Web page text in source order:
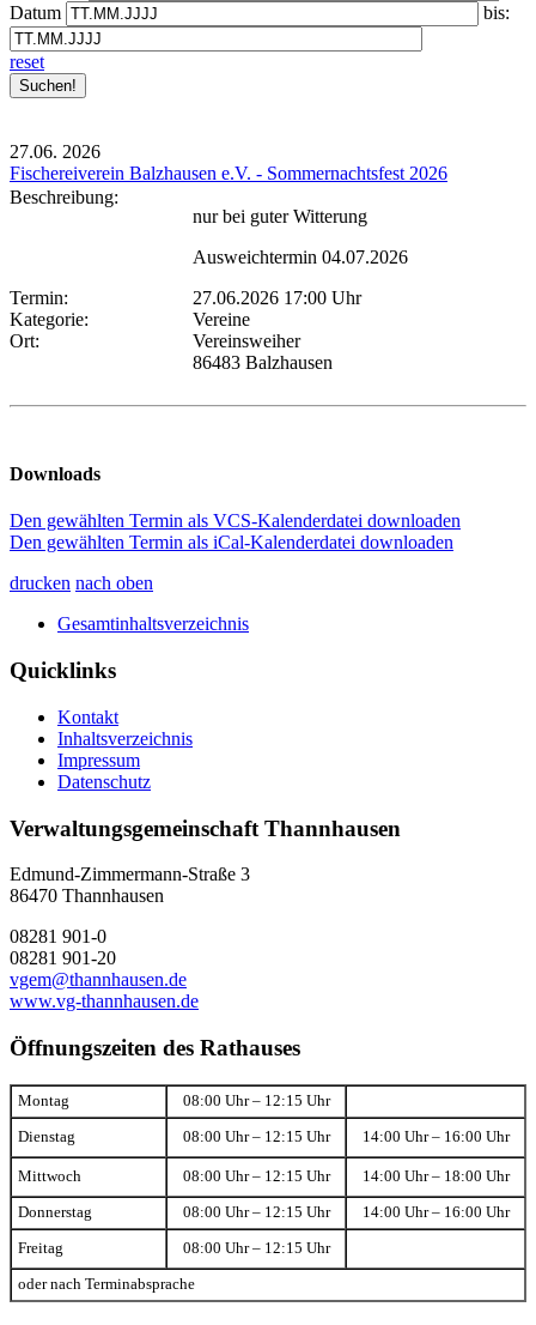
Datum
bis:
reset
27.06. 2026
Fischereiverein Balzhausen e.V. - Sommernachtsfest 2026
Beschreibung:
nur bei guter Witterung
Ausweichtermin 04.07.2026
Termin:
27.06.2026 17:00 Uhr
Kategorie:
Vereine
Ort:
Vereinsweiher
86483 Balzhausen
Downloads
Den gewählten Termin als VCS-Kalenderdatei downloaden
Den gewählten Termin als iCal-Kalenderdatei downloaden
drucken nach oben
Gesamtinhaltsverzeichnis
Quicklinks
Kontakt
Inhaltsverzeichnis
Impressum
Datenschutz
Verwaltungsgemeinschaft Thannhausen
Edmund-Zimmermann-Straße 3
86470 Thannhausen
08281 901-0
08281 901-20
vgem@thannhausen.de
www.vg-thannhausen.de
Öffnungszeiten des Rathauses
Montag 08:00 Uhr – 12:15 Uhr
Dienstag 08:00 Uhr – 12:15 Uhr 14:00 Uhr – 16:00 Uhr
Mittwoch 08:00 Uhr – 12:15 Uhr 14:00 Uhr – 18:00 Uhr
Donnerstag 08:00 Uhr – 12:15 Uhr 14:00 Uhr – 16:00 Uhr
Freitag 08:00 Uhr – 12:15 Uhr
oder nach Terminabsprache